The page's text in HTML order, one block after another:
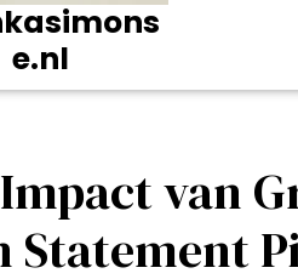
e.nl
van
Statement